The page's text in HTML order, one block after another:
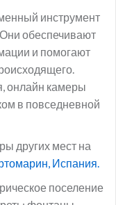
инструмент
обеспечивают
и помогают
онлайн камеры
в повседневной
других мест на
Испания.
поселение